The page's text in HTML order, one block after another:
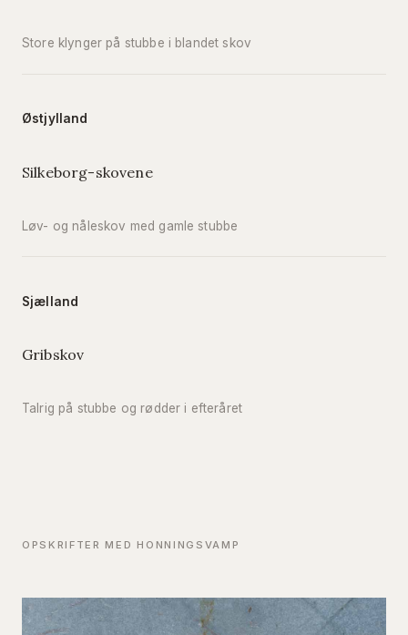
Store klynger på stubbe i blandet skov
Østjylland
Silkeborg-skovene
Løv- og nåleskov med gamle stubbe
Sjælland
Gribskov
Talrig på stubbe og rødder i efteråret
OPSKRIFTER MED HONNINGSVAMP